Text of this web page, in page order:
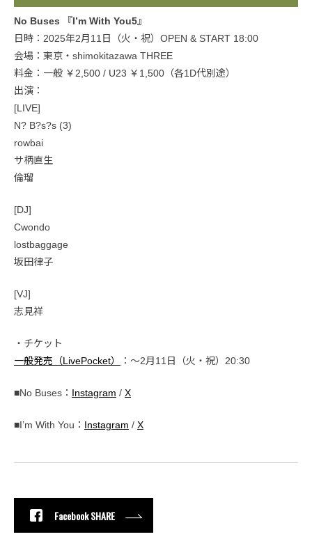
No Buses 『I’m With You5』
日時：2025年2月11日（火・祝）OPEN & START 18:00
会場：東京・shimokitazawa THREE
料金：一般 ￥2,500 / U23 ￥1,500（各1D代別途）
出演：
[LIVE]
N? B?s?s (3)
rowbai
サ柄直生
倫瑠
[DJ]
Cwondo
lostbaggage
坂田律子
[VJ]
志見祥
・チケット
一般発売（LivePocket）
：〜2月11日（火・祝）20:30
■No Buses： Instagram / X
■I’m With You： Instagram / X
Facebook SHARE